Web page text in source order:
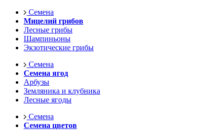
Семена
Мицелий грибов
Лесные грибы
Шампиньоны
Экзотические грибы
Семена
Семена ягод
Арбузы
Земляника и клубника
Лесные ягоды
Семена
Семена цветов